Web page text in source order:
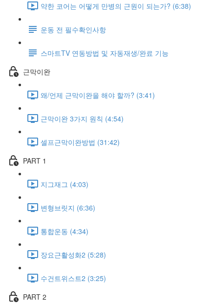
약한 코어는 어떻게 만병의 근원이 되는가? (6:38)
운동 전 필수확인사항
스마트TV 연동방법 및 자동재생/완료 기능
근막이완
왜/언제 근막이완을 해야 할까? (3:41)
근막이완 3가지 원칙 (4:54)
셀프근막이완방법 (31:42)
PART 1
지그재그 (4:03)
변형브릿지 (6:36)
통합운동 (4:34)
장요근활성화2 (5:28)
수건트위스트2 (3:25)
PART 2